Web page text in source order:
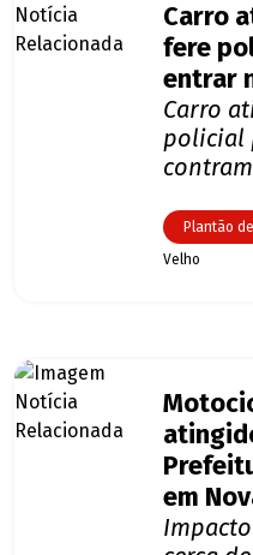
Carro
fere
entrar
Carro
policial
Plantão
Velho
em